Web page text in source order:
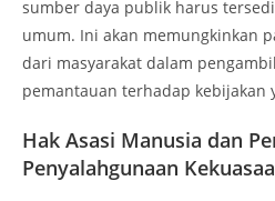
sumber daya publik harus
umum. Ini akan memungkinkan
dari masyarakat dalam
pemantauan terhadap kebijakan
Hak Asasi Manusia dan
Penyalahgunaan